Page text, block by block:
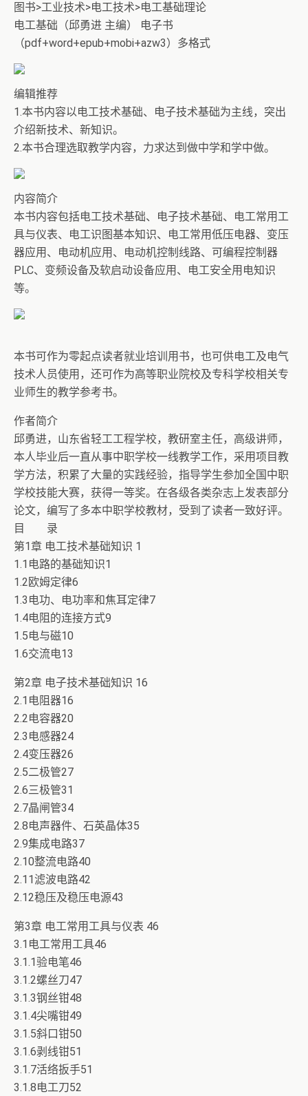
图书>工业技术>电工技术>电工基础理论
电工基础（邱勇进 主编） 电子书
（pdf+word+epub+mobi+azw3）多格式
编辑推荐
1.本书内容以电工技术基础、电子技术基础为主线，突出
介绍新技术、新知识。
2.本书合理选取教学内容，力求达到做中学和学中做。
内容简介
本书内容包括电工技术基础、电子技术基础、电工常用工
具与仪表、电工识图基本知识、电工常用低压电器、变压
器应用、电动机应用、电动机控制线路、可编程控制器
PLC、变频设备及软启动设备应用、电工安全用电知识
等。
本书可作为零起点读者就业培训用书，也可供电工及电气
技术人员使用，还可作为高等职业院校及专科学校相关专
业师生的教学参考书。
作者简介
邱勇进，山东省轻工工程学校，教研室主任，高级讲师，
本人毕业后一直从事中职学校一线教学工作，采用项目教
学方法，积累了大量的实践经验，指导学生参加全国中职
学校技能大赛，获得一等奖。在各级各类杂志上发表部分
论文，编写了多本中职学校教材，受到了读者一致好评。
目 录
第1章 电工技术基础知识 1
1.1电路的基础知识1
1.2欧姆定律6
1.3电功、电功率和焦耳定律7
1.4电阻的连接方式9
1.5电与磁10
1.6交流电13
第2章 电子技术基础知识 16
2.1电阻器16
2.2电容器20
2.3电感器24
2.4变压器26
2.5二极管27
2.6三极管31
2.7晶闸管34
2.8电声器件、石英晶体35
2.9集成电路37
2.10整流电路40
2.11滤波电路42
2.12稳压及稳压电源43
第3章 电工常用工具与仪表 46
3.1电工常用工具46
3.1.1验电笔46
3.1.2螺丝刀47
3.1.3钢丝钳48
3.1.4尖嘴钳49
3.1.5斜口钳50
3.1.6剥线钳51
3.1.7活络扳手51
3.1.8电工刀52